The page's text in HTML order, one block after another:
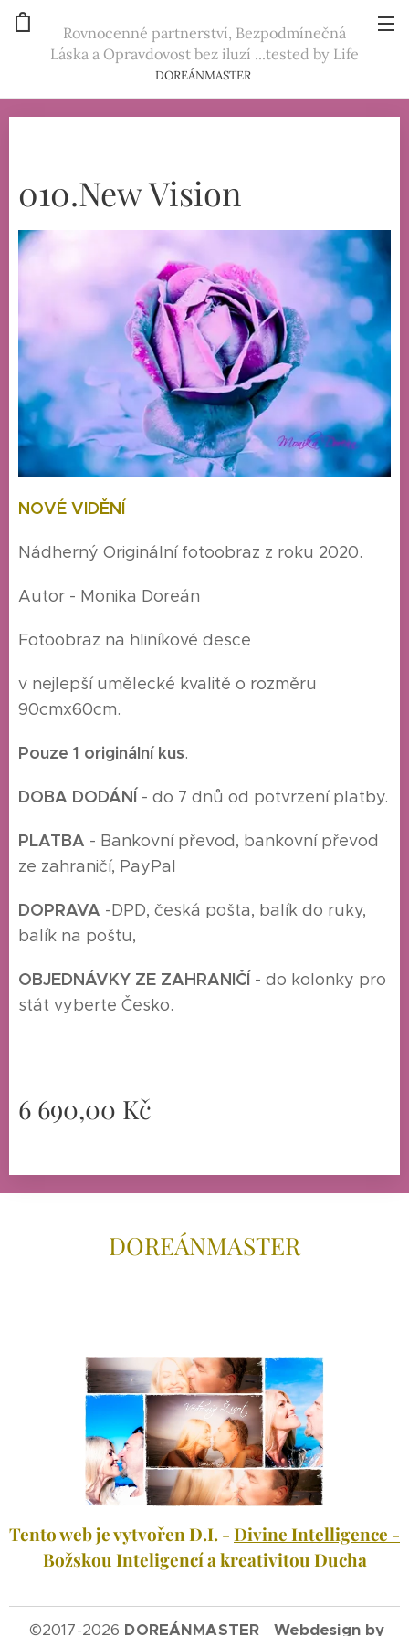
Rovnocenné partnerství, Bezpodmínečná
Láska a Opravdovost bez iluzí ...tested by Life
DOREÁNMASTER
010.New Vision
NOVÉ VIDĚNÍ
Nádherný Originální fotoobraz z roku 2020.
Autor - Monika Doreán
Fotoobraz na hliníkové desce
v nejlepší umělecké kvalitě o rozměru
90cmx60cm.
Pouze 1 originální kus.
DOBA DODÁNÍ - do 7 dnů od potvrzení platby.
PLATBA - Bankovní převod, bankovní převod
ze zahraničí, PayPal
DOPRAVA -DPD, česká pošta, balík do ruky,
balík na poštu,
OBJEDNÁVKY ZE ZAHRANIČÍ - do kolonky pro
stát vyberte Česko.
6 690,00 Kč
DOREÁNMASTER
Tento web je vytvořen D.I. -Divine Intelligence -
Božskou Inteligencí a kreativitou Ducha
©2017-2026 DOREÁNMASTER Webdesign by